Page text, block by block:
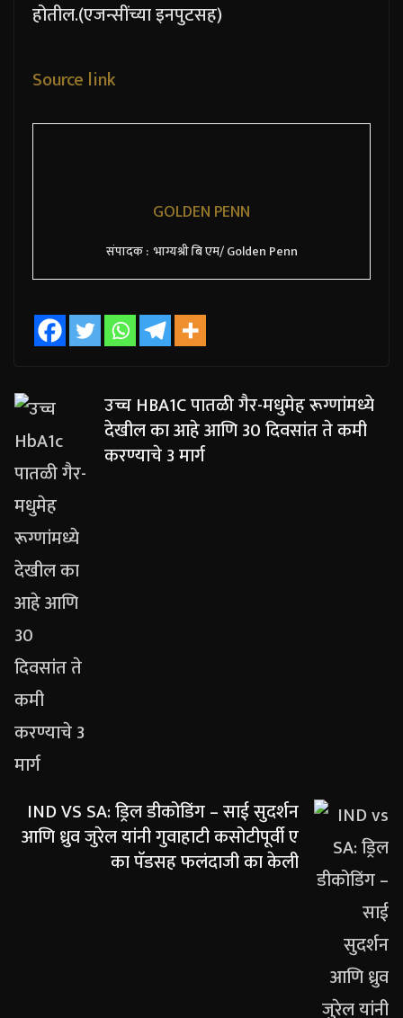
होतील.(एजन्सींच्या इनपुटसह)
Source link
GOLDEN PENN
संपादक : भाग्यश्री बि एम/ Golden Penn
उच्च HBA1C पातळी गैर-मधुमेह रूग्णांमध्ये
देखील का आहे आणि 30 दिवसांत ते कमी
करण्याचे 3 मार्ग
IND VS SA: ड्रिल डीकोडिंग – साई सुदर्शन
आणि ध्रुव जुरेल यांनी गुवाहाटी कसोटीपूर्वी ए
का पॅडसह फलंदाजी का केली